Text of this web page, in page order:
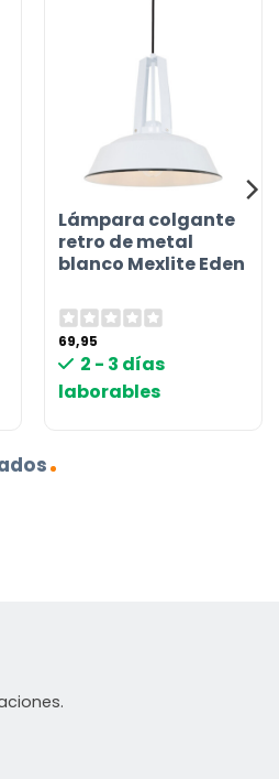
Lámpara colgante
retro de metal
blanco Mexlite Eden
69,95
2 - 3 días
laborables